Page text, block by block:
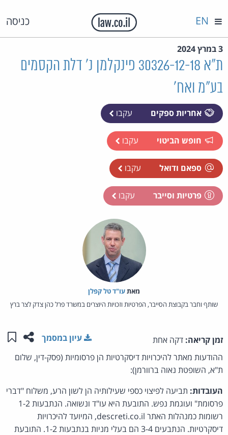
כניסה EN
3 במרץ 2024
ת"א 30326-12-18 פינקלמן נ' דלת הקסמים
בע"מ ואח'
אחריות ספקים עקבו
חופש הביטוי עקבו
ספאם ודואל עקבו
פרטיות וסייבר עקבו
מאת‏עו"ד טל קפלן
שותף וחבר בקבוצת הסייבר, הפרטיות וזכויות היוצרים במשרד פרל כהן צדק לצר ברץ
זמן קריאה: דקה אחת שתפו
עיון במסמך
ההודעות מאתר להיכרויות דיסקרטיות הן פרסומיות (פסק-דין, שלום
ת"א, השופטת נאוה ברוורמן):
העובדות: תביעה לפיצוי כספי שעילותיה הן לשון הרע, משלוח "דברי
פרסומת" ועוגמת נפש. התובעת היא עו"ד ונשואה. הנתבעות 1-2
רשומות כמנהלות האתר descreti.co.il, המיועד להיכרויות
דיסקרטיות. הנתבעים 3-4 הם בעלי מניות בנתבעות 1-2. התובעת